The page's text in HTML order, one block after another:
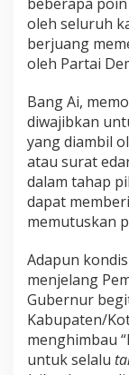
oleh seluruh
berjuang
oleh Partai
Bang Ai,
diwajibkan
yang diambil
atau surat
dalam tahap
dapat
memutuskan
Adapun
menjelang
Gubernur
Kabupaten/
menghimbau
untuk selalu